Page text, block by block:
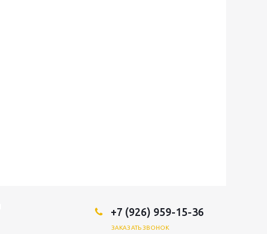
+7 (926) 959-15-36
ЗАКАЗАТЬ ЗВОНОК